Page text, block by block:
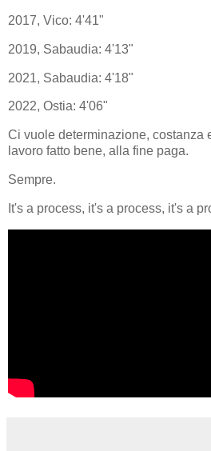
2017, Vico: 4'41"
2019, Sabaudia: 4'13"
2021, Sabaudia: 4'18"
2022, Ostia: 4'06"
Ci vuole determinazione, costanza
lavoro fatto bene, alla fine paga.
Sempre.
It's a process, it's a process, it's a